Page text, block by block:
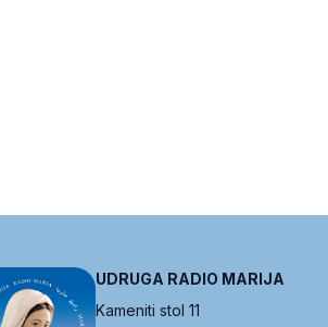
UDRUGA RADIO MARIJA
Kameniti stol 11